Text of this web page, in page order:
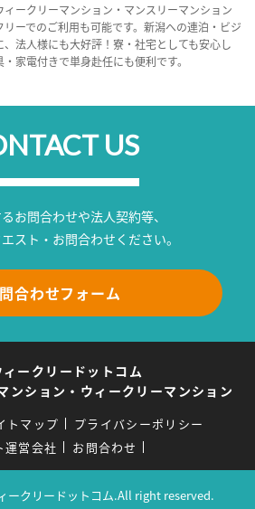
ークリーマンション・マンスリーマンション
ーでのご利用も可能です。新潟への連泊・ビジ
法人様にも大好評！寮・社宅としても安心し
家電付きで単身赴任にも便利です。
US
お問合わせや法人契約等、
スト・お問合わせください。
合わせフォーム
ークリードットコム
ンション・ウィークリーマンション
トマップ
プライバシーポリシー
運営会社
お問合わせ
ークリードットコム.All right reserved.